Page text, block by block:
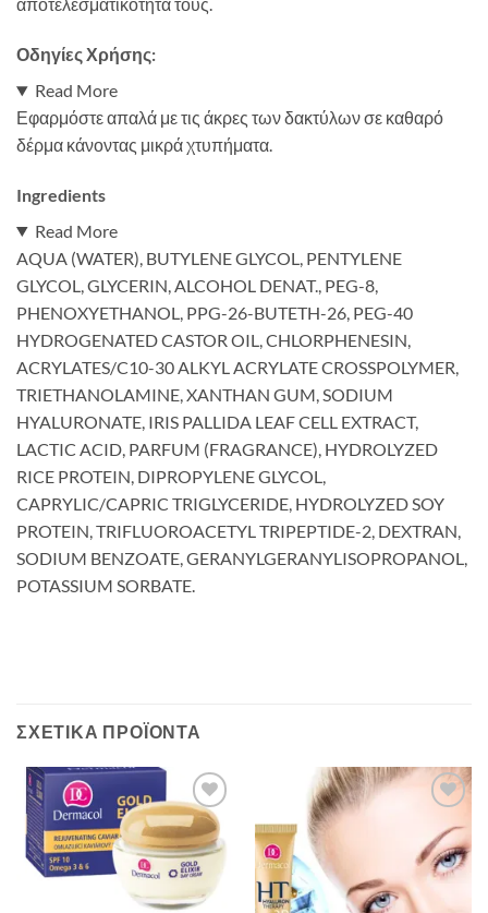
Οδηγίες Χρήσης:
Read More
Εφαρμόστε απαλά με τις άκρες των δακτύλων σε καθαρό
δέρμα κάνοντας μικρά χτυπήματα.
Ingredients
Read More
AQUA (WATER), BUTYLENE GLYCOL, PENTYLENE
GLYCOL, GLYCERIN, ALCOHOL DENAT., PEG-8,
PHENOXYETHANOL, PPG-26-BUTETH-26, PEG-40
HYDROGENATED CASTOR OIL, CHLORPHENESIN,
ACRYLATES/C10-30 ALKYL ACRYLATE CROSSPOLYMER,
TRIETHANOLAMINE, XANTHAN GUM, SODIUM
HYALURONATE, IRIS PALLIDA LEAF CELL EXTRACT,
LACTIC ACID, PARFUM (FRAGRANCE), HYDROLYZED
RICE PROTEIN, DIPROPYLENE GLYCOL,
CAPRYLIC/CAPRIC TRIGLYCERIDE, HYDROLYZED SOY
PROTEIN, TRIFLUOROACETYL TRIPEPTIDE-2, DEXTRAN,
SODIUM BENZOATE, GERANYLGERANYLISOPROPANOL,
POTASSIUM SORBATE.
ΣΧΕΤΙΚΆ ΠΡΟΪΌΝΤΑ
Add to
Wishlist
Wishlist